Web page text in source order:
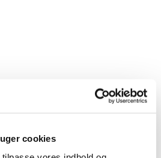
cookies